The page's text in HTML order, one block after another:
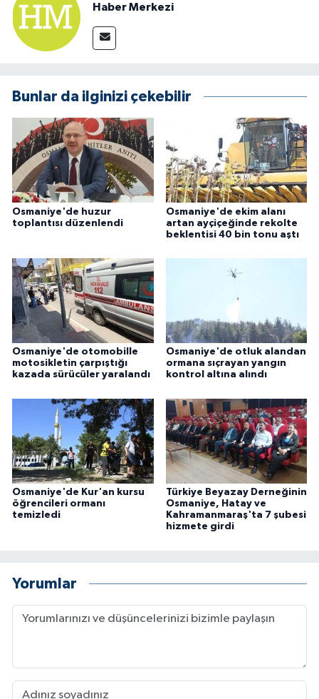
Haber Merkezi
Bunlar da ilginizi çekebilir
Osmaniye'de huzur
toplantısı düzenlendi
Osmaniye'de ekim alanı
artan ayçiçeğinde rekolte
beklentisi 40 bin tonu aştı
Osmaniye'de otomobille
motosikletin çarpıştığı
kazada sürücüler yaralandı
Osmaniye'de otluk alandan
ormana sıçrayan yangın
kontrol altına alındı
Osmaniye'de Kur'an kursu
öğrencileri ormanı
temizledi
Türkiye Beyazay Derneğinin
Osmaniye, Hatay ve
Kahramanmaraş'ta 7 şubesi
hizmete girdi
Yorumlar